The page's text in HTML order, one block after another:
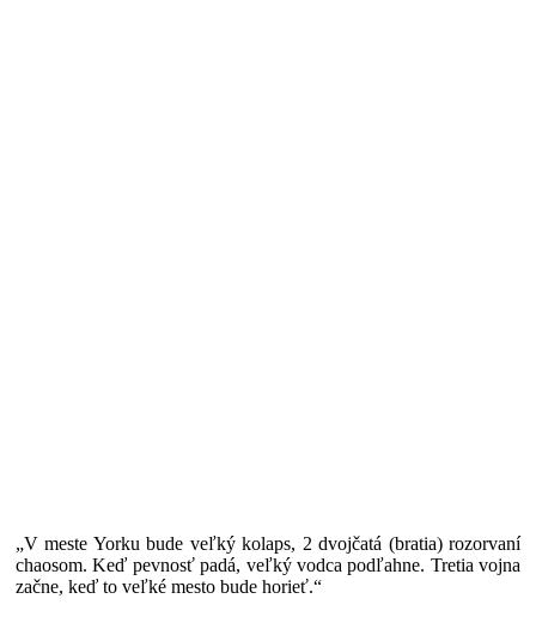
„V meste Yorku bude veľký kolaps, 2 dvojčatá (bratia) rozorvaní
chaosom. Keď pevnosť padá, veľký vodca podľahne. Tretia vojna
začne, keď to veľké mesto bude horieť.“